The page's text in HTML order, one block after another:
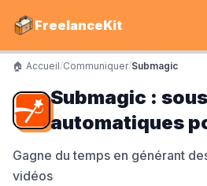
FreelanceKit
CATÉGORIES
Services
Boîte à Outils
🏠 Accueil/Communiquer/Submagic
Submagic :
automatiques
Gagne du temps en générant
vidéos